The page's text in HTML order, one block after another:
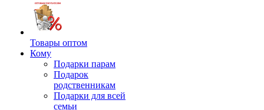
Товары оптом
Кому
Подарки парам
Подарок
родственникам
Подарки для всей
семьи